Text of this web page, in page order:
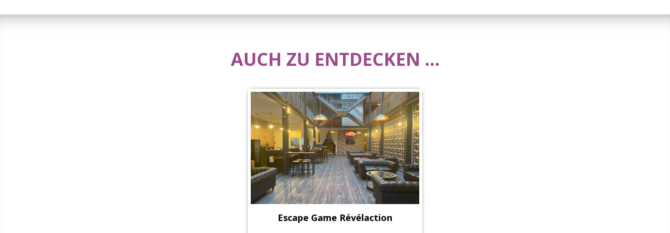
AUCH ZU ENTDECKEN ...
Escape Game Révélaction